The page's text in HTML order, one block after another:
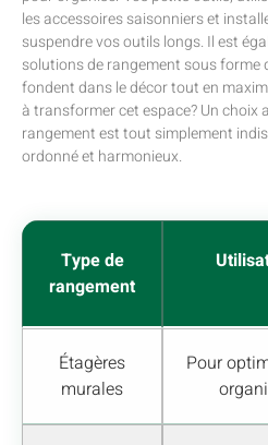
les accessoires saisonniers et
suspendre vos outils longs. Il est
solutions de rangement sous forme
fondent dans le décor tout en
à transformer cet espace? Un choix
rangement est tout simplement
ordonné et harmonieux.
Type de
rangement
Étagères
murales
Pour